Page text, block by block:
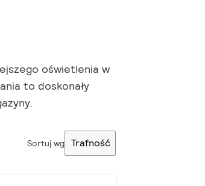
oświetlenia w
to doskonały
Sortuj wg Trafność